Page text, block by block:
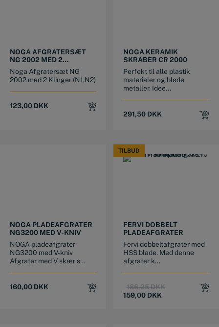
NOGA AFGRATERSÆT
NG 2002 MED 2
KLINGER.
Noga Afgratersæt NG
2002 med 2 Klinger (N1,N2)
123,00 DKK
NOGA KERAMIK
SKRABER CR 2000
Perfekt til alle plastik
materialer og bløde
metaller. Idee...
291,50 DKK
NOGA PLADEAFGRATER
NG3200 MED V-KNIV
NOGA pladeafgrater
NG3200 med V-kniv
Afgrater med V skær s...
160,00 DKK
TILBUD
TILBUD
FERVI DOBBELT
PLADEAFGRATER
Fervi dobbeltafgrater med
HSS blade. Med denne
afgrater k...
186,25DKKOriginal
159,00 DKK
Current